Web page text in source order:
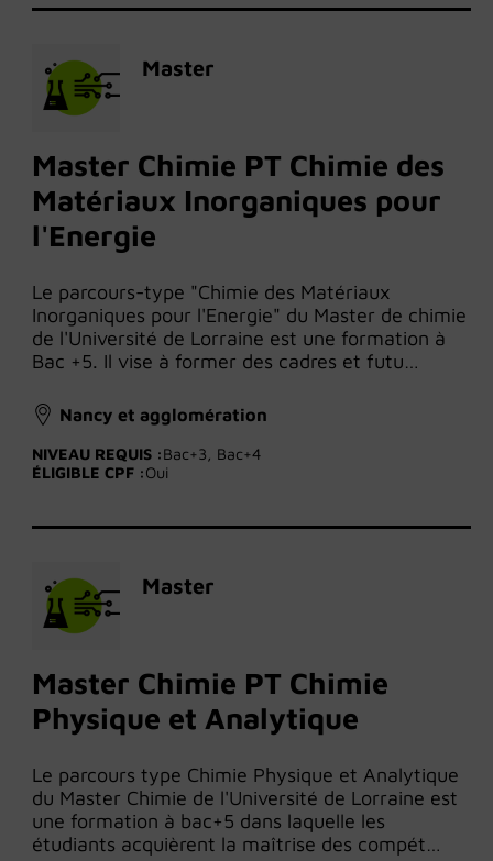
Master
Master Chimie PT Chimie des
Matériaux Inorganiques pour
l'Energie
Le parcours-type "Chimie des Matériaux
Inorganiques pour l'Energie" du Master de chimie
de l'Université de Lorraine est une formation à
Bac +5. Il vise à former des cadres et futu…
Nancy et agglomération
NIVEAU REQUIS :Bac+3, Bac+4
ÉLIGIBLE CPF :Oui
Master
Master Chimie PT Chimie
Physique et Analytique
Le parcours type Chimie Physique et Analytique
du Master Chimie de l'Université de Lorraine est
une formation à bac+5 dans laquelle les
étudiants acquièrent la maîtrise des compét…